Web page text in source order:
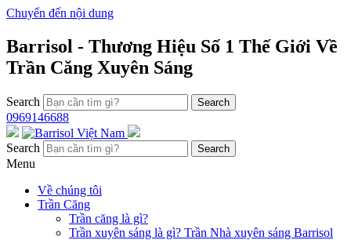
Chuyển đến nội dung
Barrisol - Thương Hiệu Số 1 Thế Giới Về
Trần Căng Xuyên Sáng
Search
0969146688
Search
Menu
Về chúng tôi
Trần Căng
Trần căng là gì?
Trần xuyên sáng là gì? Trần Nhà xuyên sáng Barrisol